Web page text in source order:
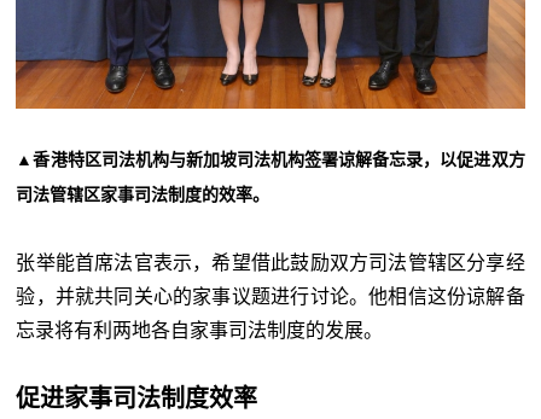
▲香港特区司法机构与新加坡司法机构签署谅解备忘录，以促进双方
司法管辖区家事司法制度的效率。
张举能首席法官表示，希望借此鼓励双方司法管辖区分享经
验，并就共同关心的家事议题进行讨论。他相信这份谅解备
忘录将有利两地各自家事司法制度的发展。
促进家事司法制度效率